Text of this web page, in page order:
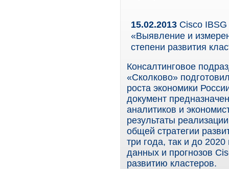
15.02.2013 Cisco
«Выявление и
степени развития
Консалтинговое
«Сколково»
роста экономики
документ
аналитиков и
результаты
общей стратегии
три года, так и до
данных и прогнозов
развитию кластеров.